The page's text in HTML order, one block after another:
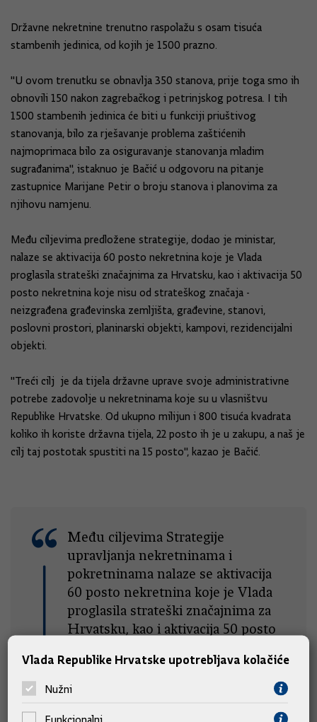
Državne nekretnine trenutno raspolažu s osam tisuća
stambenih jedinica, od kojih je 1500 prazno.
''U ovom trenutku se obnavlja 350 stanova, prije toga smo ih
obnovili 150 nakon zagrebačkog i petrinjskog potresa. I tih
1500 stambenih jedinica će biti u funkciji priuštivog
stanovanja, bilo za rješavanje problema zaštićenih
najmoprimaca bilo za osiguravanje stanovanja mladim
sugrađanima'', istaknuo je Bačić u odgovoru na pitanje
zastupnice Marijane Petir o broju stanova i planovima za
njihovu namjenu.
Među ciljevima predložene strategije, dodao je ministar,
nalaze se aktivacija 60 posto nekretnina koje je Vlada
proglasila strateški značajnima za Hrvatsku, kao i aktivacija 50
posto nekretnina koje nisu od strateškog značaja -
neizgrađena građevinska zemljišta, građevine, stanovi,
poslovni prostori, planinarski objekti, kampovi, rezidencijalni
objekti.
''Treći cilj je da tijela državne uprave svoje administrativne
potrebe zadovolje u nekretninama koje su u vlasništvu
Republike Hrvatske. Od ukupno milijun i 800 tisuća kvadrata
koliko ih koriste državna tijela, 22 posto ih je u zakupu, a naš je
cilj taj postotak spustiti na 15 posto'', kazao je Bačić.
Među ciljevima Strategije
upravljanja nekretninama i
pokretninama nalaze se aktivacija
60 posto nekretnina koje je Vlada
proglasila strateški značajnima za
Hrvatsku, kao i aktivacija 50 posto
značaja - neizgrađena građevinska
zemljišta, građevine, stanovi,
Vlada Republike Hrvatske upotrebljava kolačiće
Nužni
Funkcionalni